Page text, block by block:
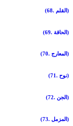
(68. القلم)
(69. الحاقة)
(70. المعارج)
(71. نوح)
(72. الجن)
(73. المزمل)